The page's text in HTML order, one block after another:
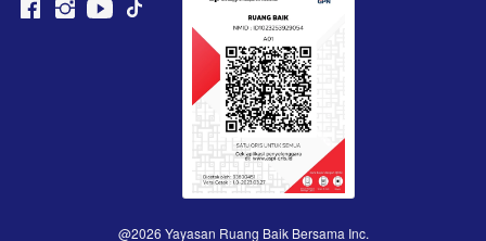
@2026 Yayasan Ruang Baik Bersama Inc.